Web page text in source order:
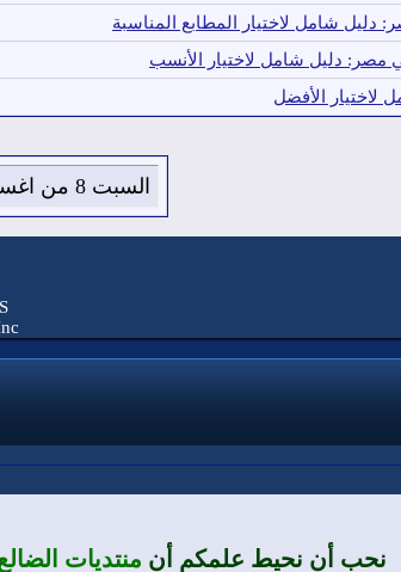
دليل شامل لاختيار المطابع المناسبة
دليل شامل لاختيار الأنسب
لاختيار الأفضل
السبت 8 من اغسطس 2026 , الساعة الان 05:50:59 صباحاً.
نحب أن نحيط علمكم أن منتديات